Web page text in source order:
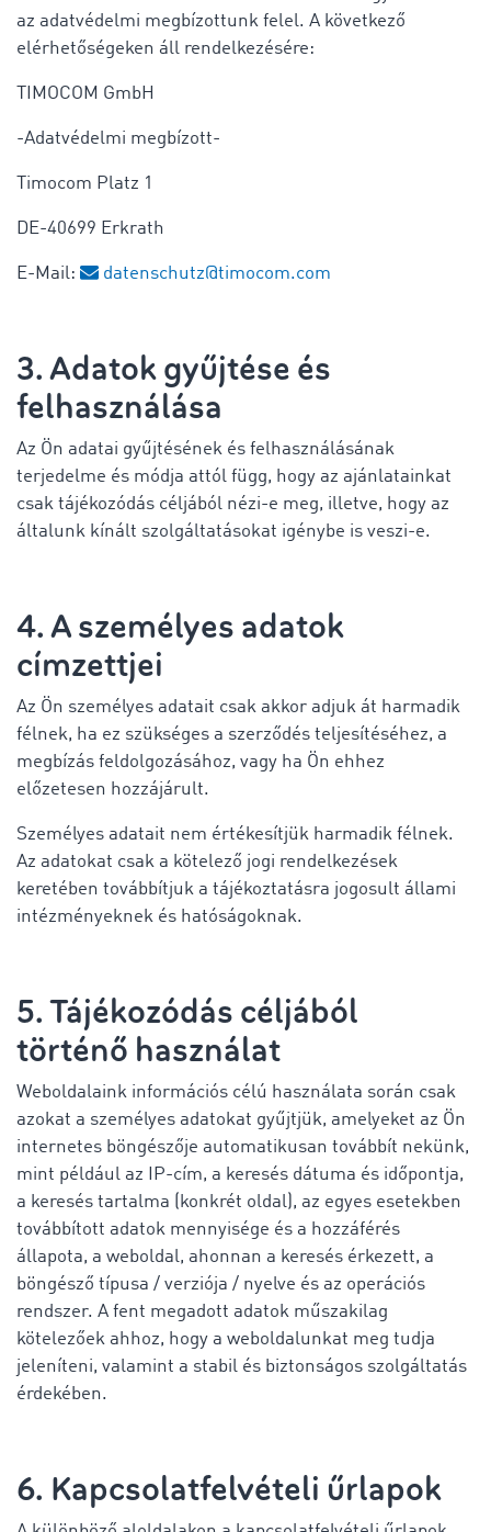
az adatvédelmi megbízottunk felel. A következő
elérhetőségeken áll rendelkezésére:
TIMOCOM GmbH
-Adatvédelmi megbízott-
Timocom Platz 1
DE-40699 Erkrath
E-Mail: datenschutz@timocom.com
3. Adatok gyűjtése és
felhasználása
Az Ön adatai gyűjtésének és felhasználásának
terjedelme és módja attól függ, hogy az ajánlatainkat
csak tájékozódás céljából nézi-e meg, illetve, hogy az
általunk kínált szolgáltatásokat igénybe is veszi-e.
4. A személyes adatok
címzettjei
Az Ön személyes adatait csak akkor adjuk át harmadik
félnek, ha ez szükséges a szerződés teljesítéséhez, a
megbízás feldolgozásához, vagy ha Ön ehhez
előzetesen hozzájárult.
Személyes adatait nem értékesítjük harmadik félnek.
Az adatokat csak a kötelező jogi rendelkezések
keretében továbbítjuk a tájékoztatásra jogosult állami
intézményeknek és hatóságoknak.
5. Tájékozódás céljából
történő használat
Weboldalaink információs célú használata során csak
azokat a személyes adatokat gyűjtjük, amelyeket az Ön
internetes böngészője automatikusan továbbít nekünk,
mint például az IP-cím, a keresés dátuma és időpontja,
a keresés tartalma (konkrét oldal), az egyes esetekben
továbbított adatok mennyisége és a hozzáférés
állapota, a weboldal, ahonnan a keresés érkezett, a
böngésző típusa / verziója / nyelve és az operációs
rendszer. A fent megadott adatok műszakilag
kötelezőek ahhoz, hogy a weboldalunkat meg tudja
jeleníteni, valamint a stabil és biztonságos szolgáltatás
érdekében.
6. Kapcsolatfelvételi űrlapok